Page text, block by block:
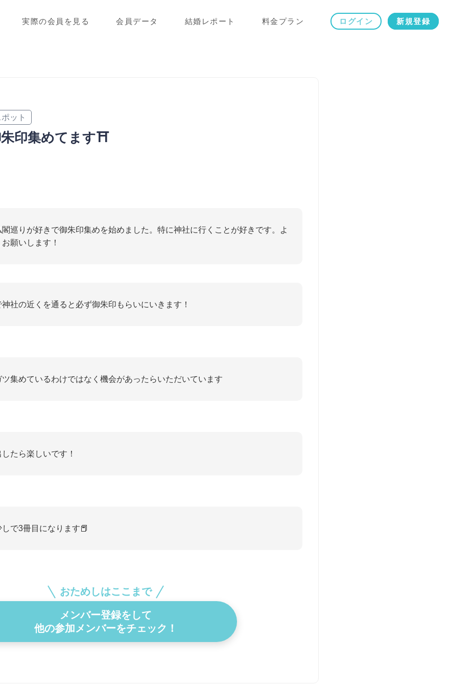
実際の会員を見る 会員データ 結婚レポート 料金プラン ログイン 新規登録
ポット
印集めてます⛩
閣巡りが好きで御朱印集めを始めました。特に神社に行くことが好きです。よ
願いします！
社の近くを通ると必ず御朱印もらいにいきます！
ツ集めているわけではなく機会があったらいただいています
たら楽しいです！
しで3冊目になります📕
おためしはここまで
メンバー登録をして
他の参加メンバーをチェック！